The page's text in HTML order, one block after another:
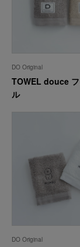
DO Original
TOWEL douce
ル
DO Original